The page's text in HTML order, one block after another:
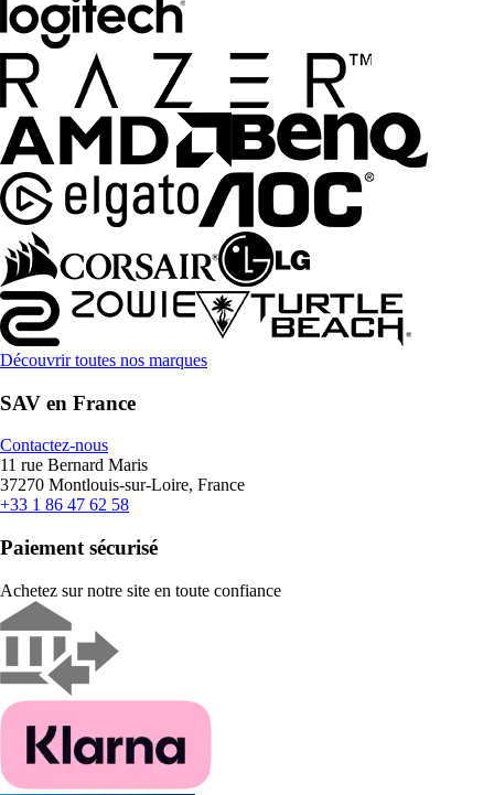
Découvrir toutes nos marques
SAV en France
Contactez-nous
11 rue Bernard Maris
37270 Montlouis-sur-Loire, France
+33 1 86 47 62 58
Paiement sécurisé
Achetez sur notre site en toute confiance